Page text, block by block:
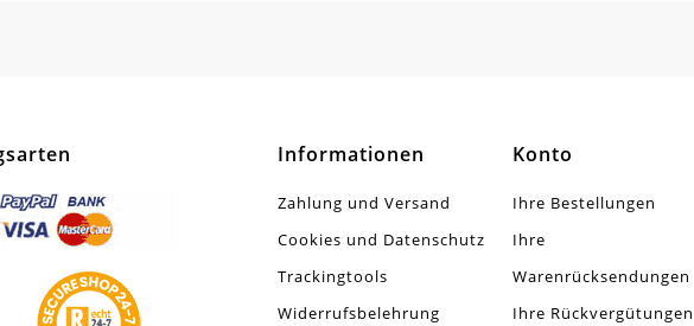
Informationen
Zahlung und Versand
Cookies und Datenschutz
Trackingtools
Widerrufsbelehrung
Konto
Ihre Bestellungen
Ihre
Warenrücksendungen
Ihre Rückvergütungen